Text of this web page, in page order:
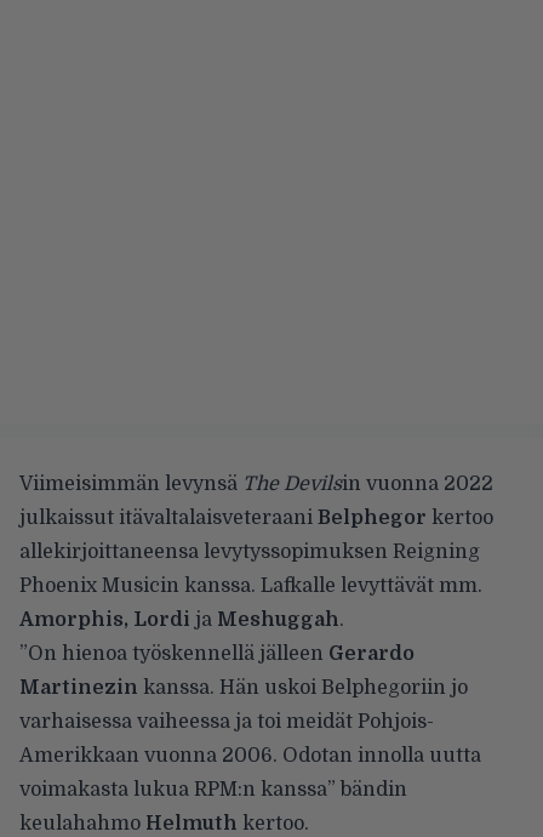
Viimeisimmän levynsä The Devilsin vuonna 2022
julkaissut itävaltalaisveteraani Belphegor kertoo
allekirjoittaneensa levytyssopimuksen Reigning
Phoenix Musicin kanssa. Lafkalle levyttävät mm.
Amorphis, Lordi ja Meshuggah.
”On hienoa työskennellä jälleen Gerardo
Martinezin kanssa. Hän uskoi Belphegoriin jo
varhaisessa vaiheessa ja toi meidät Pohjois-
Amerikkaan vuonna 2006. Odotan innolla uutta
voimakasta lukua RPM:n kanssa” bändin
keulahahmo Helmuth kertoo.